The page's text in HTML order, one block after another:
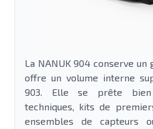
La NANUK 904 conserve un
offre un volume interne
903. Elle se prête bien
techniques, kits de
ensembles de capteurs